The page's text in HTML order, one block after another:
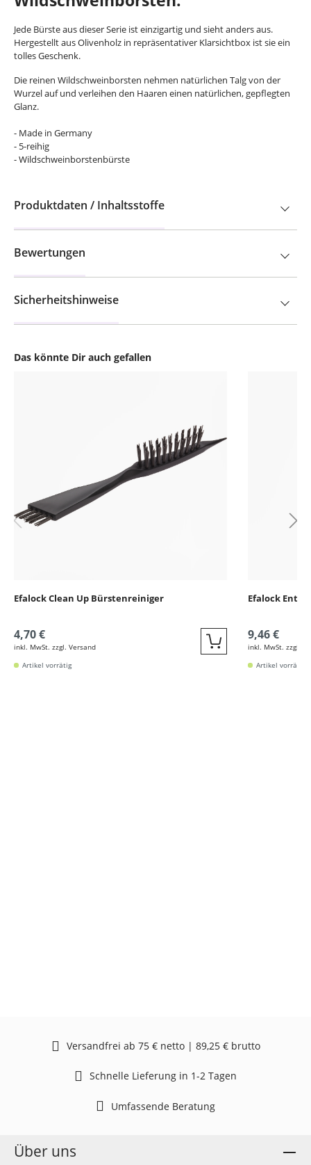
Das könnte Dir auch gefallen
Efalock Clean Up Bürstenreiniger
4,70 €
inkl. MwSt. zzgl. Versand Quickbuy
Artikel vorrätig
Efalock
9,46 €
inkl. MwSt. zzgl.
Artikel vorrätig
Jede Bürste aus dieser Serie ist einzigartig und sieht anders aus.
Hergestellt aus Olivenholz in repräsentativer Klarsichtbox ist sie ein
tolles Geschenk.
Die reinen Wildschweinborsten nehmen natürlichen Talg von der
Wurzel auf und verleihen den Haaren einen natürlichen, gepflegten
Glanz.
- Made in Germany
- 5-reihig
- Wildschweinborstenbürste
Produktdaten / Inhaltsstoffe
Bewertungen
Sicherheitshinweise
Versandfrei ab 75 € netto | 89,25 € brutto
Schnelle Lieferung in 1-2 Tagen
Umfassende Beratung
Über uns